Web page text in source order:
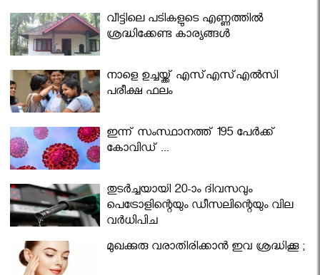
വീട്ടിലെ പടികളുടെ എണ്ണത്തിൽ
ശ്രദ്ധിക്കേണ്ട കാര്യങ്ങൾ
നാളെ ഉച്ചയ്ക്ക് എസ്എസ്എല്‍സി
പരീക്ഷ ഫലം
ഇന്ന് സംസ്ഥാനത്ത് 195 പേര്‍ക്ക്
കോവിഡ് ...
തുടർച്ചയായി 20-ാം ദിവസവും
പെട്രോളിന്റെയും ഡീസലിന്റെയും വില
വര്‍ധിപ്പിച്ചു
മുഖക്കുരു വരാതിരിക്കാന്‍ ഇവ ശ്രദ്ധിക്കൂ ;